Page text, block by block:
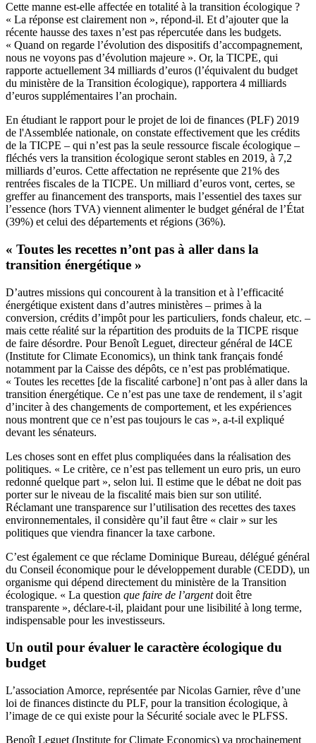
Cette manne est-elle affectée en totalité à la transition écologique ?
« La réponse est clairement non », répond-il. Et d’ajouter que la
récente hausse des taxes n’est pas répercutée dans les budgets.
« Quand on regarde l’évolution des dispositifs d’accompagnement,
nous ne voyons pas d’évolution majeure ». Or, la TICPE, qui
rapporte actuellement 34 milliards d’euros (l’équivalent du budget
du ministère de la Transition écologique), rapportera 4 milliards
d’euros supplémentaires l’an prochain.
En étudiant le rapport pour le projet de loi de finances (PLF) 2019
de l'Assemblée nationale, on constate effectivement que les crédits
de la TICPE – qui n’est pas la seule ressource fiscale écologique –
fléchés vers la transition écologique seront stables en 2019, à 7,2
milliards d’euros. Cette affectation ne représente que 21% des
rentrées fiscales de la TICPE. Un milliard d’euros vont, certes, se
greffer au financement des transports, mais l’essentiel des taxes sur
l’essence (hors TVA) viennent alimenter le budget général de l’État
(39%) et celui des départements et régions (36%).
« Toutes les recettes n’ont pas à aller dans la
transition énergétique »
D’autres missions qui concourent à la transition et à l’efficacité
énergétique existent dans d’autres ministères – primes à la
conversion, crédits d’impôt pour les particuliers, fonds chaleur, etc. –
mais cette réalité sur la répartition des produits de la TICPE risque
de faire désordre. Pour Benoît Leguet, directeur général de I4CE
(Institute for Climate Economics), un think tank français fondé
notamment par la Caisse des dépôts, ce n’est pas problématique.
« Toutes les recettes [de la fiscalité carbone] n’ont pas à aller dans la
transition énergétique. Ce n’est pas une taxe de rendement, il s’agit
d’inciter à des changements de comportement, et les expériences
nous montrent que ce n’est pas toujours le cas », a-t-il expliqué
devant les sénateurs.
Les choses sont en effet plus compliquées dans la réalisation des
politiques. « Le critère, ce n’est pas tellement un euro pris, un euro
redonné quelque part », selon lui. Il estime que le débat ne doit pas
porter sur le niveau de la fiscalité mais bien sur son utilité.
Réclamant une transparence sur l’utilisation des recettes des taxes
environnementales, il considère qu’il faut être « clair » sur les
politiques que viendra financer la taxe carbone.
C’est également ce que réclame Dominique Bureau, délégué général
du Conseil économique pour le développement durable (CEDD), un
organisme qui dépend directement du ministère de la Transition
écologique. « La question que faire de l’argentdoit être
transparente », déclare-t-il, plaidant pour une lisibilité à long terme,
indispensable pour les investisseurs.
Un outil pour évaluer le caractère écologique du
budget
L’association Amorce, représentée par Nicolas Garnier, rêve d’une
loi de finances distincte du PLF, pour la transition écologique, à
l’image de ce qui existe pour la Sécurité sociale avec le PLFSS.
Benoît Leguet (Institute for Climate Economics) va prochainement